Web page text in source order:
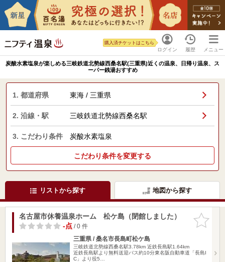
ログイン
購入済チケットはこちら
履歴 メニュー
炭酸水素塩泉が楽しめる三岐鉄道北勢線西桑名駅(三重県)近くの温泉、日帰り温泉、ス
ーパー銭湯おすすめ
1. 都道府県 東海 / 三重県
2. 沿線・駅 三岐鉄道北勢線西桑名駅
3. こだわり条件 炭酸水素塩泉
こだわり条件を変更する
リストから探す 地図から探す
お気に入
りに追加
名古屋市休養温泉ホーム 松ケ島（閉館しました）
-点/ 0 件
三重県 / 桑名市長島町松ケ島
三岐鉄道北勢線西桑名駅3.78km 近鉄長島駅1.64km
近鉄長島駅より無料送迎バス約10分東名阪自動車道「長島I
C」より役5…